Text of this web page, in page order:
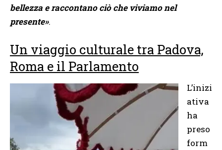
bellezza e raccontano ciò che viviamo nel
presente».
Un viaggio culturale tra Padova,
Roma e il Parlamento
L’inizi
ativa
ha
preso
form